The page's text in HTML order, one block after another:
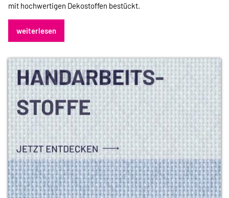
mit hochwertigen Dekostoffen bestückt.
weiterlesen